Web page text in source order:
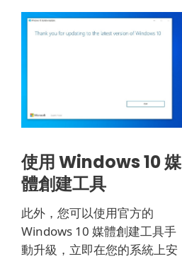
使用 Windows 10 媒
體創建工具
此外，您可以使用官方的
Windows 10 媒體創建工具手
動升級，立即在您的系統上安